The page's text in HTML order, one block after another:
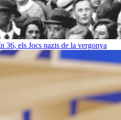
36, els Jocs nazis de la vergonya